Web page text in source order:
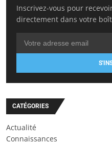
Inscrivez-vous pour
directement dans votre
CATÉGORIES
Actualité
Connaissances